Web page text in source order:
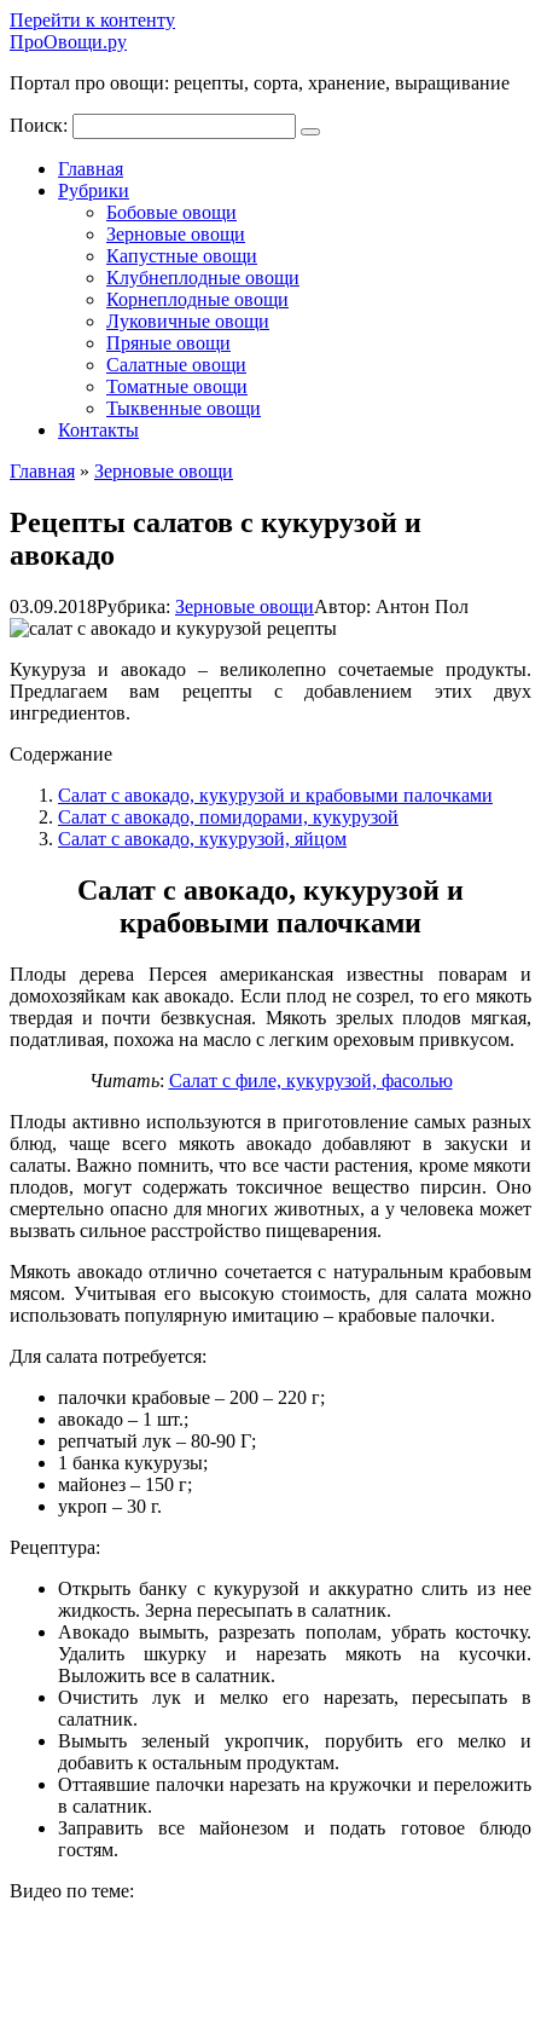
Перейти к контенту
ПроОвощи.ру
Портал про овощи: рецепты, сорта, хранение, выращивание
Поиск:
Главная
Рубрики
Бобовые овощи
Зерновые овощи
Капустные овощи
Клубнеплодные овощи
Корнеплодные овощи
Луковичные овощи
Пряные овощи
Салатные овощи
Томатные овощи
Тыквенные овощи
Контакты
Главная » Зерновые овощи
Рецепты салатов с кукурузой и
авокадо
03.09.2018Рубрика: Зерновые овощиАвтор: Антон Пол
Кукуруза и авокадо – великолепно сочетаемые продукты.
Предлагаем вам рецепты с добавлением этих двух
ингредиентов.
Содержание
Салат с авокадо, кукурузой и крабовыми палочками
Салат с авокадо, помидорами, кукурузой
Салат с авокадо, кукурузой, яйцом
Салат с авокадо, кукурузой и
крабовыми палочками
Плоды дерева Персея американская известны поварам и
домохозяйкам как авокадо. Если плод не созрел, то его мякоть
твердая и почти безвкусная. Мякоть зрелых плодов мягкая,
податливая, похожа на масло с легким ореховым привкусом.
Читать: Салат с филе, кукурузой, фасолью
Плоды активно используются в приготовление самых разных
блюд, чаще всего мякоть авокадо добавляют в закуски и
салаты. Важно помнить, что все части растения, кроме мякоти
плодов, могут содержать токсичное вещество пирсин. Оно
смертельно опасно для многих животных, а у человека может
вызвать сильное расстройство пищеварения.
Мякоть авокадо отлично сочетается с натуральным крабовым
мясом. Учитывая его высокую стоимость, для салата можно
использовать популярную имитацию – крабовые палочки.
Для салата потребуется:
палочки крабовые – 200 – 220 г;
авокадо – 1 шт.;
репчатый лук – 80-90 Г;
1 банка кукурузы;
майонез – 150 г;
укроп – 30 г.
Рецептура:
Открыть банку с кукурузой и аккуратно слить из нее
жидкость. Зерна пересыпать в салатник.
Авокадо вымыть, разрезать пополам, убрать косточку.
Удалить шкурку и нарезать мякоть на кусочки.
Выложить все в салатник.
Очистить лук и мелко его нарезать, пересыпать в
салатник.
Вымыть зеленый укропчик, порубить его мелко и
добавить к остальным продуктам.
Оттаявшие палочки нарезать на кружочки и переложить
в салатник.
Заправить все майонезом и подать готовое блюдо
гостям.
Видео по теме: